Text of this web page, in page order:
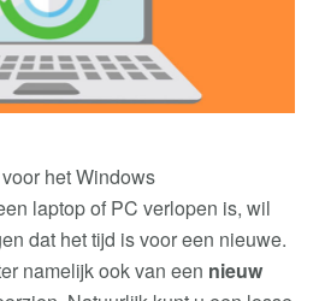
voor het Windows
laptop of PC verlopen is, wil
dat het tijd is voor een nieuwe.
namelijk ook van een nieuw